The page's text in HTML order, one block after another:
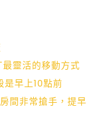
靈活的移動方式
是早上10點前
間非常搶手，提早